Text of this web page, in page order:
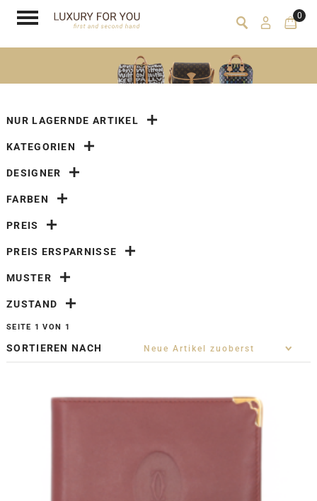
0
NUR LAGERNDE ARTIKEL
KATEGORIEN
DESIGNER
FARBEN
PREIS
PREIS ERSPARNISSE
MUSTER
ZUSTAND
SEITE 1 VON 1
SORTIEREN NACH